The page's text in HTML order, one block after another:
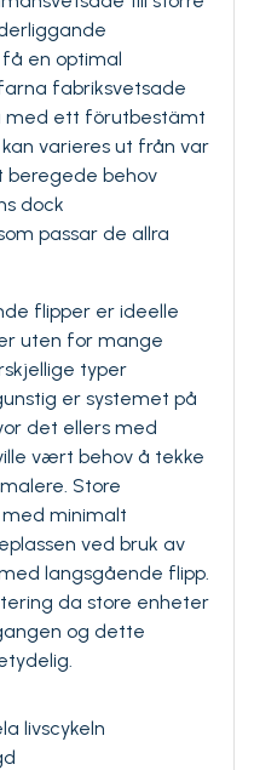
en optimal
fabriksvetsade
med ett förutbestämt
varieres ut från var
beregede behov
dock
passar de allra
flipper er ideelle
uten for mange
typer
er systemet på
det ellers med
vært behov å tekke
Store
minimalt
ved bruk av
langsgående flipp.
da store enheter
og dette
livscykeln